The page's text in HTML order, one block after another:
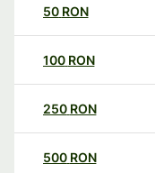
50 RON
100 RON
250 RON
500 RON